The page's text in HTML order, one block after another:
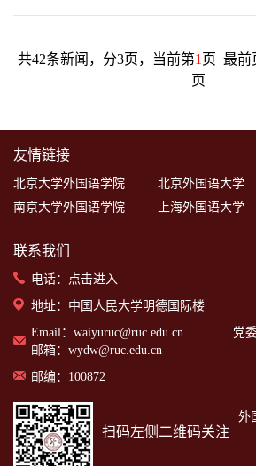
共42条新闻，分3页，当前第1 页 最前
页
友情链接
北京大学外国语学院
北京外国语大学
南京大学外国语学院
上海外国语大学
联系我们
电话： 点击进入
地址：中国人民大学明德国际楼
Email：waiyuruc@ruc.edu.cn 党
邮箱：wydw@ruc.edu.cn
邮编：100872
扫码左侧二维码关注
外